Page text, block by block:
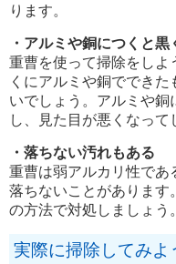
ります。
・アルミや銅につくと黒
重曹を使って掃除をしよ
くにアルミや銅ででき
いでしょう。アルミや
し、見た目が悪くなって
・落ちない汚れもある
重曹は弱アルカリ性であ
落ちないことがあります
の方法で対処しましょう。
実際に掃除してみよ